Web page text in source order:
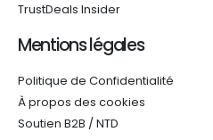
TrustDeals Insider
Mentions légales
Politique de Confidentialité
À propos des cookies
Soutien B2B / NTD